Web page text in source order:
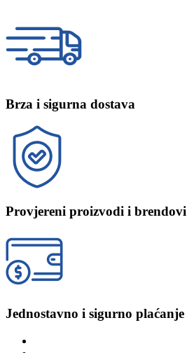
Brza i sigurna dostava
Provjereni proizvodi i brendovi
Jednostavno i sigurno plaćanje